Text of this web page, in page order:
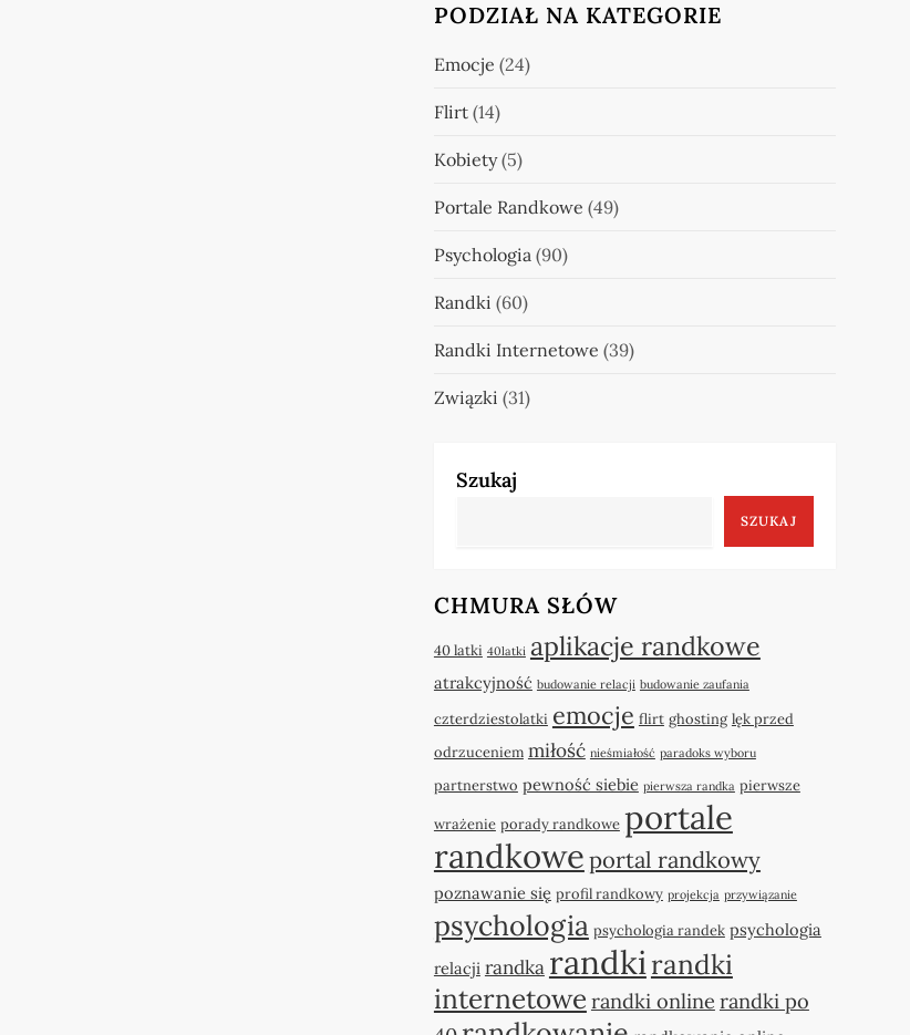
PODZIAŁ NA KATEGORIE
Emocje (24)
Flirt(14)
Kobiety(5)
Portale Randkowe (49)
Psychologia(90)
Randki (60)
Randki Internetowe (39)
Związki (31)
Szukaj
SZUKAJ
CHMURA SŁÓW
40 latki 40latki aplikacje randkowe
atrakcyjność budowanie relacji budowanie zaufania
czterdziestolatki emocje flirt ghosting lęk przed
odrzuceniem miłość nieśmiałość paradoks wyboru
partnerstwo pewność siebie pierwsza randka pierwsze
wrażenie porady randkowe portale
randkoweportal randkowy
poznawanie się profil randkowy projekcja przywiązanie
psychologia psychologia randek psychologia
relacji randka randkirandki
internetowe randki online randki po